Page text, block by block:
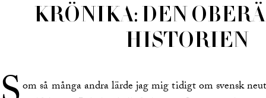
KRÖNIKA: DEN
HISTORIEN
om så många andra lärde jag mig tidigt om svensk